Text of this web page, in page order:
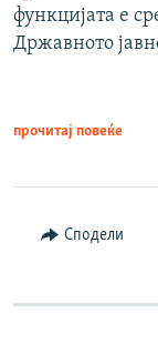
функцијата е
Државното
прочитај повеќе
Сподели